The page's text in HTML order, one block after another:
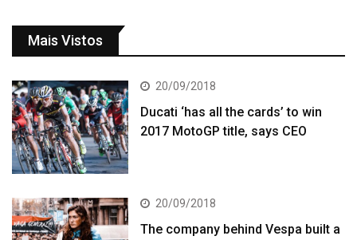
Mais Vistos
20/09/2018
Ducati ‘has all the cards’ to win
2017 MotoGP title, says CEO
20/09/2018
The company behind Vespa built a